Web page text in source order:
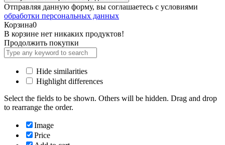
Отправляя данную форму, вы соглашаетесь с условиями
обработки персональных данных
Корзина0
В корзине нет никаких продуктов!
Продолжить покупки
Hide similarities
Highlight differences
Select the fields to be shown. Others will be hidden. Drag and drop
to rearrange the order.
Image
Price